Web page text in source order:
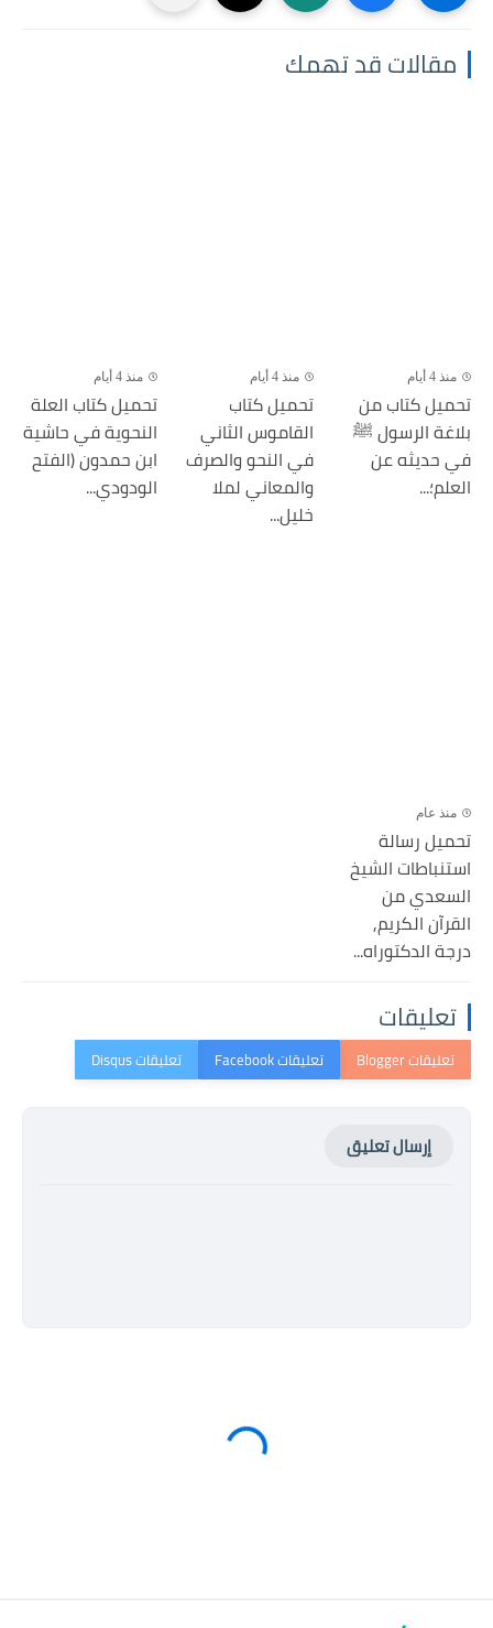
مقالات قد تهمك
منذ 4 أيام
تحميل كتاب من
بلاغة الرسول ﷺ
في حديثه عن
العلم؛...
منذ 4 أيام
تحميل كتاب
القاموس الثاني
في النحو والصرف
والمعاني لملا
خليل...
منذ 4 أيام
تحميل كتاب العلة
النحوية في حاشية
ابن حمدون (الفتح
الودودي...
منذ عام
تحميل رسالة
استنباطات الشيخ
السعدي من
القرآن الكريم,
درجة الدكتوراه...
تعليقات
إرسال تعليق